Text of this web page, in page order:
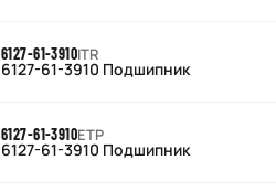
6127-61-3910ITR
6127-61-3910 Подшипник
6127-61-3910ETP
6127-61-3910 Подшипник